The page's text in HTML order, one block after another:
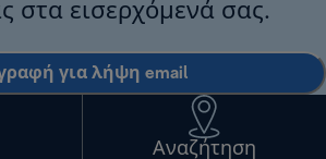
στα εισερχόμενά σας.
για λήψη email
Αναζήτηση